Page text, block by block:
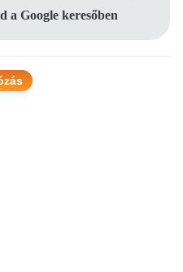
a Google keresőben